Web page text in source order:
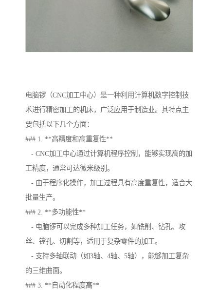
电脑锣（CNC加工中心）是一种利用计算机数字控制技
术进行精密加工的机床，广泛应用于制造业。其特点主
要包括以下几个方面：
### 1. **高精度和高重复性**
- CNC加工中心通过计算机程序控制，能够实现高的加
工精度，通常可达微米级别。
- 由于程序化操作，加工过程具有高度重复性，适合大
批量生产。
### 2. **多功能性**
- 电脑锣可以完成多种加工任务，如铣削、钻孔、攻
丝、镗孔、切割等，适用于复杂零件的加工。
- 支持多轴联动（如3轴、4轴、5轴），能够加工复杂
的三维曲面。
### 3. **自动化程度高**